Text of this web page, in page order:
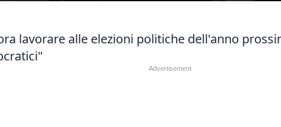
lavorare alle elezioni politiche dell'anno